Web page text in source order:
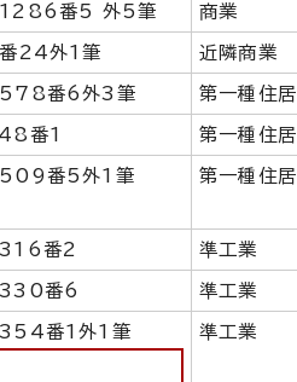
1286番5 外5筆 商業
24外1筆 近隣商業
578番6外3筆 第一種住居
番1 第一種住居
509番5外1筆 第一種住居
316番2 準工業
330番6 準工業
354番1外1筆
準工業